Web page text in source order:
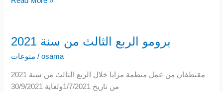
برومو الربع الثالث من سنة 2021
منوعات /osama
مقتطفان من عمل منظمة مزايا خلال الربع الثالث من سنة 2021
من تاريخ 1/7/2021ولغاية 30/9/2021
برومو
الربع
الثالث
من
سنة